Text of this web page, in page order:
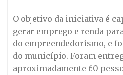
O objetivo da iniciativa é
gerar emprego e renda
do empreendedorismo, e
do município. Foram
aproximadamente 60